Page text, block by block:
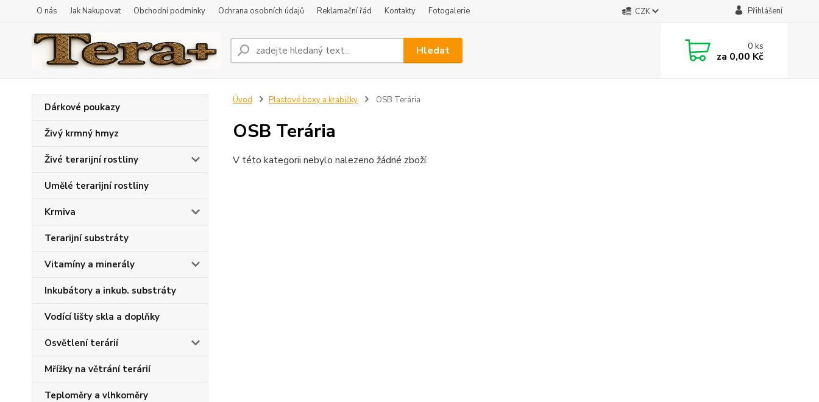
O nás Jak Nakupovat Obchodní podmínky Ochrana osobních údajů Reklamační řád Kontakty Fotogalerie CZK Přihlášení
Hledat 0ks
za 0,00 Kč
Dárkové poukazy
Živý krmný hmyz
Živé terarijní rostliny
Umělé terarijní rostliny
Krmiva
Terarijní substráty
Vitamíny a minerály
Inkubátory a inkub. substráty
Vodící lišty skla a doplňky
Osvětlení terárií
Mřížky na větrání terárií
Teploměry a vlhkoměry
Úvod Plastové boxy a krabičky OSB Terária
OSB Terária
V této kategorii nebylo nalezeno žádné zboží.